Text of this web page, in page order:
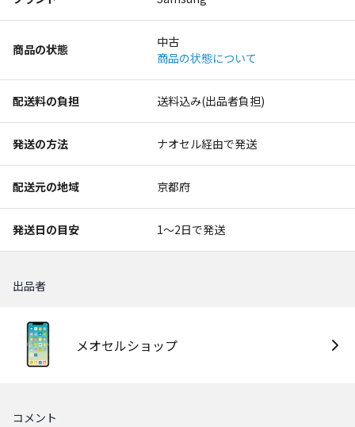
商品の状態
中古
商品の状態について
配送料の負担 送料込み(出品者負担)
発送の方法 ナオセル経由で発送
配送元の地域 京都府
発送日の目安 1〜2日で発送
出品者
メオセルショップ
コメント